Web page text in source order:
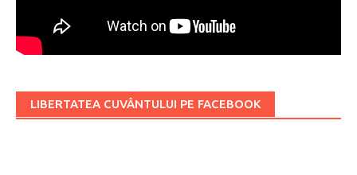
LIBERTATEA CUVÂNTULUI PE FACEBOOK